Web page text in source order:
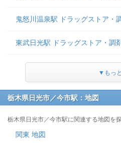
鬼怒川温泉駅 ドラッグストア・
東武日光駅 ドラッグストア・調
▼もっ
栃木県日光市／今市駅：地図
栃木県日光市／今市駅に関連する地図を
関東 地図